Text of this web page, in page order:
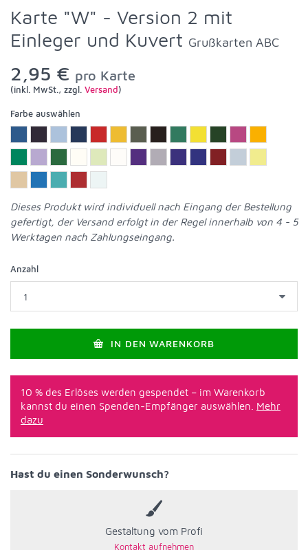
Karte "W" - Version 2 mit
Einleger und Kuvert Grußkarten ABC
2,95 € pro Karte
(inkl. MwSt., zzgl. Versand)
Farbe auswählen
Dieses Produkt wird individuell nach Eingang der Bestellung
gefertigt, der Versand erfolgt in der Regel innerhalb von 4 - 5
Werktagen nach Zahlungseingang.
Anzahl
IN DEN WARENKORB
10 % des Erlöses werden gespendet – im Warenkorb
kannst du einen Spenden-Empfänger auswählen. Mehr
dazu
Hast du einen Sonderwunsch?
Gestaltung vom Profi